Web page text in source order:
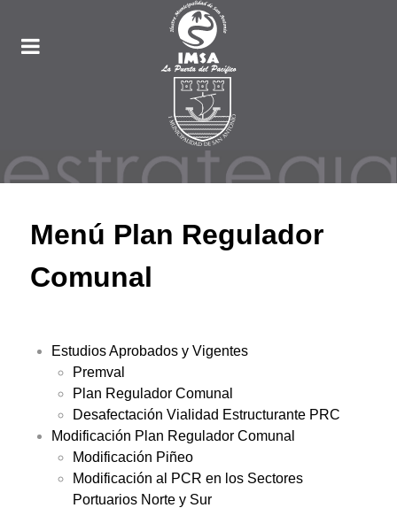
Menú Plan Regulador
Comunal
Estudios Aprobados y Vigentes
Premval
Plan Regulador Comunal
Desafectación Vialidad Estructurante PRC
Modificación Plan Regulador Comunal
Modificación Piñeo
Modificación al PCR en los Sectores
Portuarios Norte y Sur